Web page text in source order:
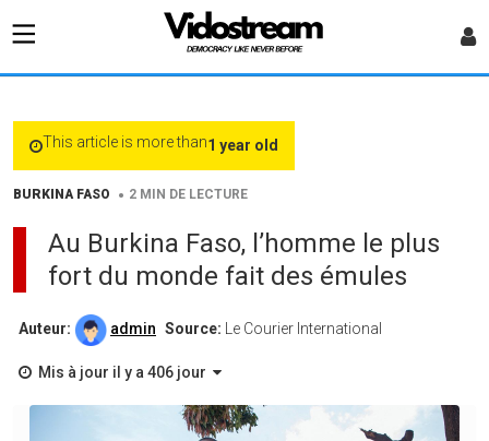
This article is more than1 year old
BURKINA FASO • 2 MIN DE LECTURE
Au Burkina Faso, l’homme le plus
fort du monde fait des émules
Auteur: admin Source: Le Courier International
Mis à jour il y a 406 jour